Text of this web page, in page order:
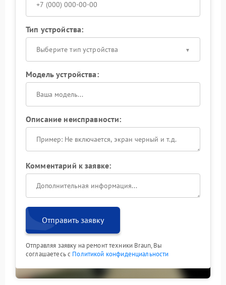
Тип устройства:
Выберите тип устройства
Модель устройства:
Описание неисправности:
Комментарий к заявке:
Отправить заявку
Отправляя заявку на ремонт техники Braun, Вы
соглашаетесь с Политикой конфиденциальности